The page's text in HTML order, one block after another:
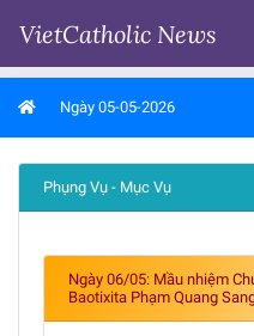
VietCatholic News
Ngày 05-05-2026
Phụng Vụ - Mục Vụ
Ngày 06/05: Mầu nhiệm
Baotixita Phạm Quang